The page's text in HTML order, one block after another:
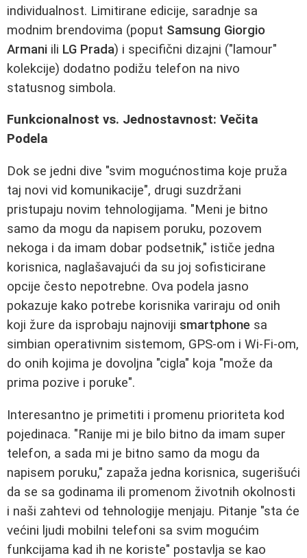
individualnost. Limitirane edicije, saradnje sa
modnim brendovima (poput Samsung Giorgio
Armani ili LG Prada) i specifični dizajni ("lamour"
kolekcije) dodatno podižu telefon na nivo
statusnog simbola.
Funkcionalnost vs. Jednostavnost: Večita
Podela
Dok se jedni dive "svim mogućnostima koje pruža
taj novi vid komunikacije", drugi suzdržani
pristupaju novim tehnologijama. "Meni je bitno
samo da mogu da napisem poruku, pozovem
nekoga i da imam dobar podsetnik," ističe jedna
korisnica, naglašavajući da su joj sofisticirane
opcije često nepotrebne. Ova podela jasno
pokazuje kako potrebe korisnika variraju od onih
koji žure da isprobaju najnoviji smartphone sa
simbian operativnim sistemom, GPS-om i Wi-Fi-om,
do onih kojima je dovoljna "cigla" koja "može da
prima pozive i poruke".
Interesantno je primetiti i promenu prioriteta kod
pojedinaca. "Ranije mi je bilo bitno da imam super
telefon, a sada mi je bitno samo da mogu da
napisem poruku," zapaža jedna korisnica, sugerišući
da se sa godinama ili promenom životnih okolnosti
i naši zahtevi od tehnologije menjaju. Pitanje "sta će
većini ljudi mobilni telefoni sa svim mogućim
funkcijama kad ih ne koriste" postavlja se kao